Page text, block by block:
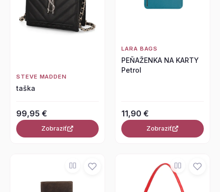
STEVE MADDEN
taška
99,95 €
Zobraziť
LARA BAGS
PEŇAŽENKA NA KARTY
Petrol
11,90 €
Zobraziť